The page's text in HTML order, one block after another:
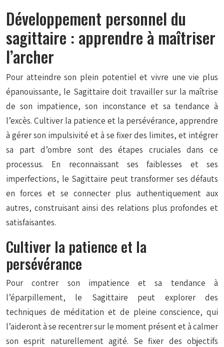
Développement personnel du
sagittaire : apprendre à maîtriser
l’archer
Pour atteindre son plein potentiel et vivre une vie plus
épanouissante, le Sagittaire doit travailler sur la maîtrise
de son impatience, son inconstance et sa tendance à
l’excès. Cultiver la patience et la persévérance, apprendre
à gérer son impulsivité et à se fixer des limites, et intégrer
sa part d’ombre sont des étapes cruciales dans ce
processus. En reconnaissant ses faiblesses et ses
imperfections, le Sagittaire peut transformer ses défauts
en forces et se connecter plus authentiquement aux
autres, construisant ainsi des relations plus profondes et
satisfaisantes.
Cultiver la patience et la
persévérance
Pour contrer son impatience et sa tendance à
l’éparpillement, le Sagittaire peut explorer des
techniques de méditation et de pleine conscience, qui
l’aideront à se recentrer sur le moment présent et à calmer
son esprit naturellement agité. Se fixer des objectifs